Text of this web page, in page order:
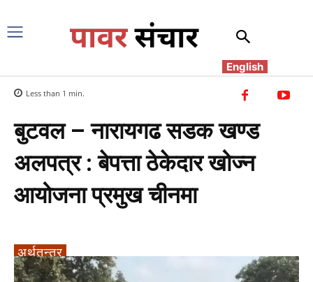
English
Less than 1 min.
बुटवल – नारायगढ सडक खण्ड
अलपत्र : बेपत्ता ठेकेदार खोज्न
आयोजना प्रमुख चीनमा
अर्थतन्त्र